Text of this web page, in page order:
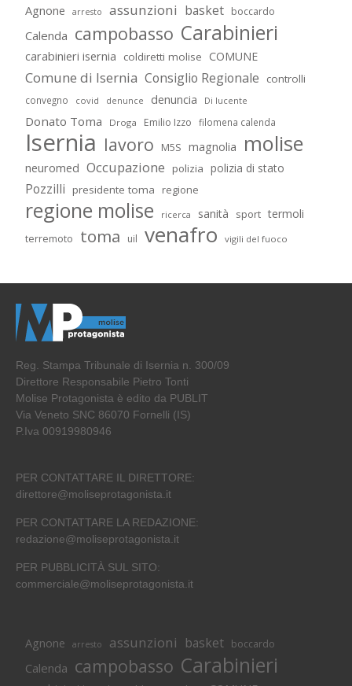
Agnone arresto assunzioni basket boccardo
Calenda campobasso Carabinieri
carabinieri isernia coldiretti molise COMUNE
Comune di Isernia Consiglio Regionale controlli
convegno covid denunce denuncia Di lucente
Donato Toma Droga Emilio Izzo filomena calenda
Isernia lavoro M5S magnolia molise
neuromed Occupazione polizia polizia di stato
Pozzilli presidente toma regione
regione molise ricerca sanità sport termoli
terremoto toma uil venafro vigili del fuoco
Reg. Stampa Tribunale di Isernia n. 300/09
Direttore Responsabile Pietro Tonti
Molise Protagonista è edito da PUBLIT
Via Veneto SNC 86070 Fornelli (IS)
P.Iva 00919980946
PER CONTATTARE IL DIRETTORE:
direttore@moliseprotagonista.it
PER CONTATTARE LA REDAZIONE:
redazione@moliseprotagonista.it
PER PUBBLICITÀ SUL SITO:
commerciale@moliseprotagonista.it
Agnone arresto assunzioni basket boccardo
Calenda campobasso Carabinieri